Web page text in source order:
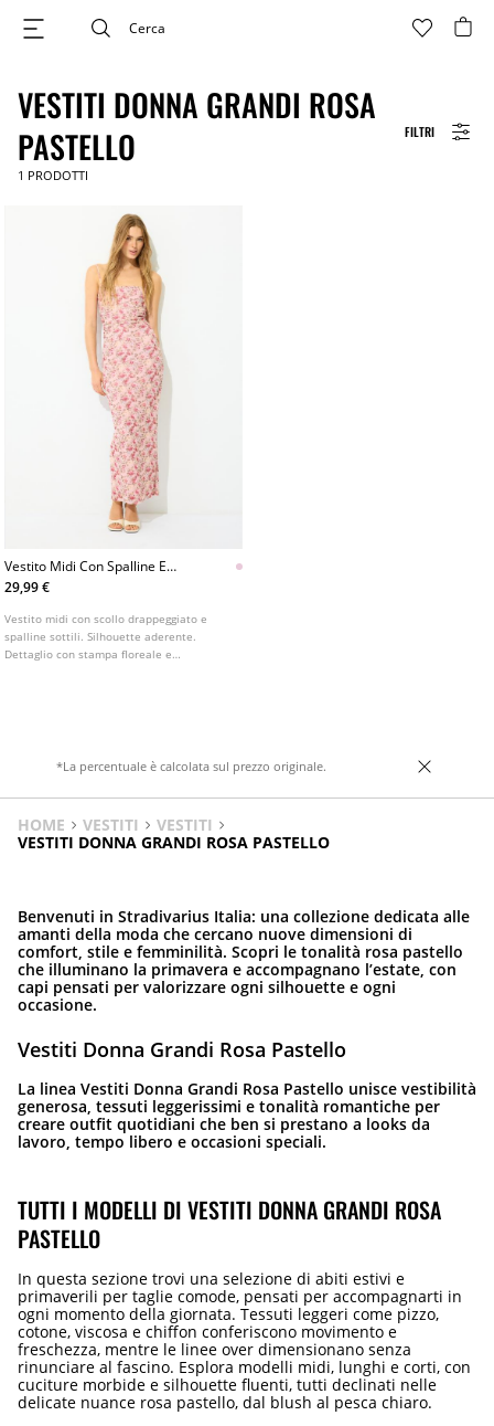
FILTRI
VESTITI DONNA GRANDI ROSA
PASTELLO
1 PRODOTTI
Vestito Midi Con Spalline E
Arricciatura Stampato
29,99 €
Vestito midi con scollo drappeggiato e
spalline sottili. Silhouette aderente.
Dettaglio con stampa floreale e
*La percentuale è calcolata sul prezzo originale.
HOME VESTITI
VESTITI
VESTITI DONNA GRANDI ROSA PASTELLO
Benvenuti in Stradivarius Italia: una collezione dedicata alle
amanti della moda che cercano nuove dimensioni di
comfort, stile e femminilità. Scopri le tonalità rosa pastello
che illuminano la primavera e accompagnano l’estate, con
capi pensati per valorizzare ogni silhouette e ogni
occasione.
Vestiti Donna Grandi Rosa Pastello
La linea Vestiti Donna Grandi Rosa Pastello unisce vestibilità
generosa, tessuti leggerissimi e tonalità romantiche per
creare outfit quotidiani che ben si prestano a looks da
lavoro, tempo libero e occasioni speciali.
TUTTI I MODELLI DI VESTITI DONNA GRANDI ROSA
PASTELLO
In questa sezione trovi una selezione di abiti estivi e
primaverili per taglie comode, pensati per accompagnarti in
ogni momento della giornata. Tessuti leggeri come pizzo,
cotone, viscosa e chiffon conferiscono movimento e
freschezza, mentre le linee over dimensionano senza
rinunciare al fascino. Esplora modelli midi, lunghi e corti, con
cuciture morbide e silhouette fluenti, tutti declinati nelle
delicate nuance rosa pastello, dal blush al pesca chiaro.